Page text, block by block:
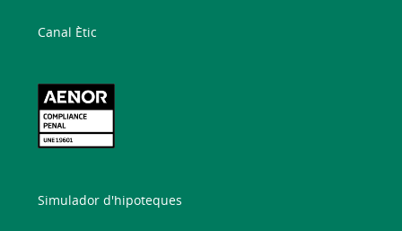
Canal Ètic
Simulador d'hipoteques